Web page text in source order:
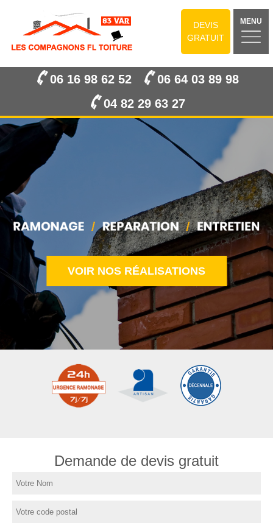
DEVIS
GRATUIT
MENU
06 16 98 62 52
06 64 03 89 98
04 82 29 63 27
VOIR NOS RÉALISATIONS
Demande de devis gratuit